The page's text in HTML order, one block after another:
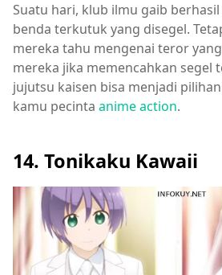
Suatu hari, klub ilmu gaib
benda terkutuk yang disegel.
mereka tahu mengenai teror
mereka jika memencahkan segel
jujutsu kaisen bisa menjadi
kamu pecinta anime action.
14. Tonikaku Kawaii